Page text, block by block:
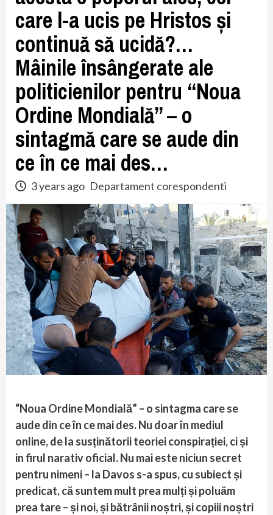
care l-a ucis pe Hristos și
continuă să ucidă?…
Mâinile însângerate ale
politicienilor pentru “Noua
Ordine Mondială” – o
sintagmă care se aude din
ce în ce mai des…
3 years ago Departament corespondenti
“Noua Ordine Mondială” – o sintagma care se
aude din ce în ce mai des. Nu doar în mediul
online, de la susținătorii teoriei conspirației, ci și
in firul narativ oficial. Nu mai este niciun secret
pentru nimeni – la Davos s-a spus, cu subiect și
predicat, că suntem mult prea mulți și poluăm
prea tare – și noi, și bătrânii noștri, și copiii noștri